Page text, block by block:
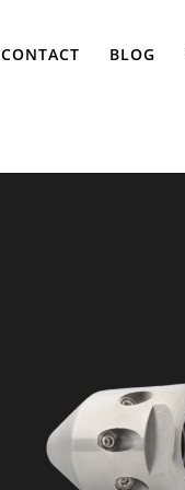
CONTACT BLOG